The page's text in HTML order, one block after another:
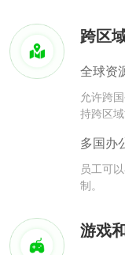
跨区
全球资
允许跨
持跨区域
多国办
员工可
制。
游戏